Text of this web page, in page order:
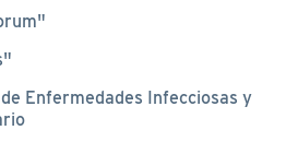
Enfermedades Infecciosas y